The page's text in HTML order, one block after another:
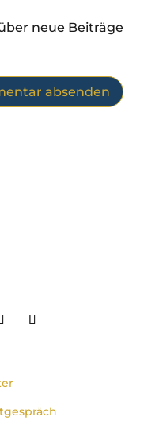
neue Beiträge